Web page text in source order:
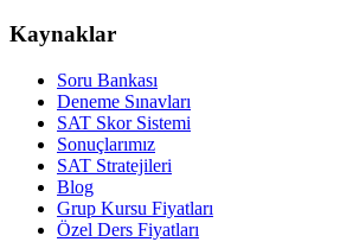
Kaynaklar
Soru Bankası
Deneme Sınavları
SAT Skor Sistemi
Sonuçlarımız
SAT Stratejileri
Blog
Grup Kursu Fiyatları
Özel Ders Fiyatları